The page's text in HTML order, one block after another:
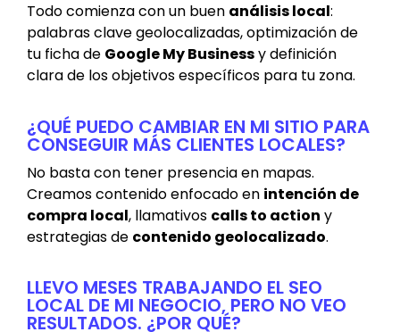
Todo comienza con un buen análisis local:
palabras clave geolocalizadas, optimización de
tu ficha de Google My Businessy definición
clara de los objetivos específicos para tu zona.
¿QUÉ PUEDO CAMBIAR EN MI SITIO PARA
CONSEGUIR MÁS CLIENTES LOCALES?
No basta con tener presencia en mapas.
Creamos contenido enfocado en intención de
compra local, llamativos calls to action y
estrategias de contenido geolocalizado.
LLEVO MESES TRABAJANDO EL SEO
LOCAL DE MI NEGOCIO, PERO NO VEO
RESULTADOS. ¿POR QUÉ?